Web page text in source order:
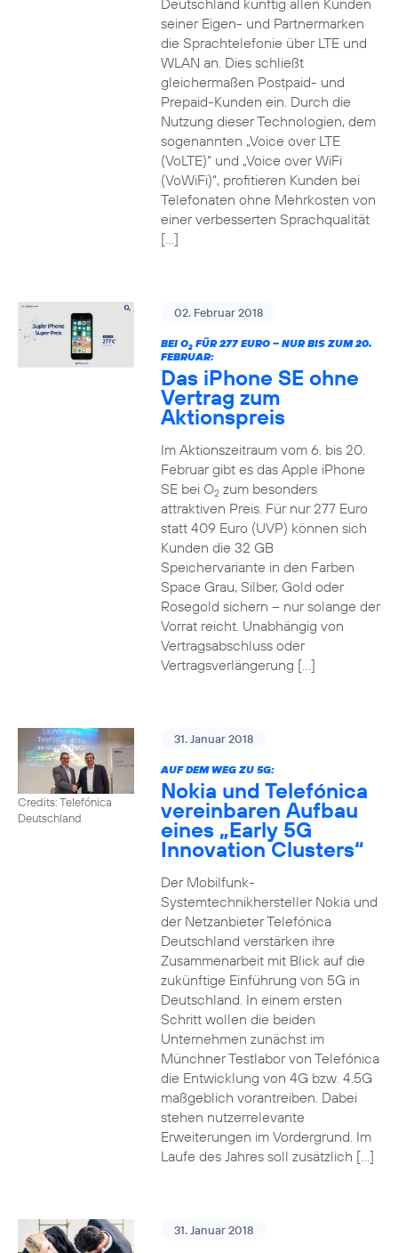
Deutschland künftig allen Kunden
seiner Eigen- und Partnermarken
die Sprachtelefonie über LTE und
WLAN an. Dies schließt
gleichermaßen Postpaid- und
Prepaid-Kunden ein. Durch die
Nutzung dieser Technologien, dem
sogenannten „Voice over LTE
(VoLTE)“ und „Voice over WiFi
(VoWiFi)“, profitieren Kunden bei
Telefonaten ohne Mehrkosten von
einer verbesserten Sprachqualität
[…]
02. Februar 2018
BEI O2FÜR 277 EURO – NUR BIS ZUM 20.
FEBRUAR:
Das iPhone SE ohne
Vertrag zum
Aktionspreis
Im Aktionszeitraum vom 6. bis 20.
Februar gibt es das Apple iPhone
SE bei O2zum besonders
attraktiven Preis. Für nur 277 Euro
statt 409 Euro (UVP) können sich
Kunden die 32 GB
Speichervariante in den Farben
Space Grau, Silber, Gold oder
Rosegold sichern – nur solange der
Vorrat reicht. Unabhängig von
Vertragsabschluss oder
Vertragsverlängerung […]
Credits: Telefónica
Deutschland
31. Januar 2018
AUF DEM WEG ZU 5G:
Nokia und Telefónica
vereinbaren Aufbau
eines „Early 5G
Innovation Clusters“
Der Mobilfunk-
Systemtechnikhersteller Nokia und
der Netzanbieter Telefónica
Deutschland verstärken ihre
Zusammenarbeit mit Blick auf die
zukünftige Einführung von 5G in
Deutschland. In einem ersten
Schritt wollen die beiden
Unternehmen zunächst im
Münchner Testlabor von Telefónica
die Entwicklung von 4G bzw. 4.5G
maßgeblich vorantreiben. Dabei
stehen nutzerrelevante
Erweiterungen im Vordergrund. Im
Laufe des Jahres soll zusätzlich […]
31. Januar 2018